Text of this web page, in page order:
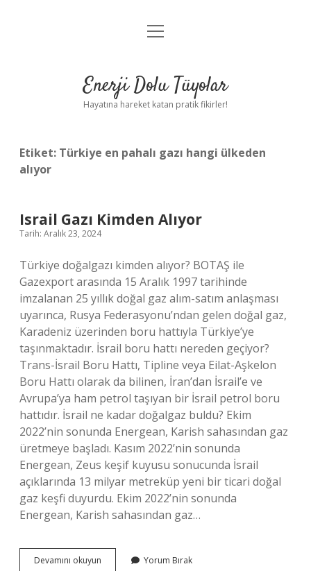
Anasayfa
Yasal Uyarı
menüyü
Enerji Dolu Tüyolar
Hayatına hareket katan pratik fikirler!
Etiket: Türkiye en pahalı gazı hangi ülkeden
alıyor
Israil Gazı Kimden Alıyor
Tarih: Aralık 23, 2024
Türkiye doğalgazı kimden alıyor? BOTAŞ ile
Gazexport arasında 15 Aralık 1997 tarihinde
imzalanan 25 yıllık doğal gaz alım-satım anlaşması
uyarınca, Rusya Federasyonu’ndan gelen doğal gaz,
Karadeniz üzerinden boru hattıyla Türkiye’ye
taşınmaktadır. İsrail boru hattı nereden geçiyor?
Trans-İsrail Boru Hattı, Tipline veya Eilat-Aşkelon
Boru Hattı olarak da bilinen, İran’dan İsrail’e ve
Avrupa’ya ham petrol taşıyan bir İsrail petrol boru
hattıdır. İsrail ne kadar doğalgaz buldu? Ekim
2022’nin sonunda Energean, Karish sahasından gaz
üretmeye başladı. Kasım 2022’nin sonunda
Energean, Zeus keşif kuyusu sonucunda İsrail
açıklarında 13 milyar metreküp yeni bir ticari doğal
gaz keşfi duyurdu. Ekim 2022’nin sonunda
Energean, Karish sahasından gaz…
Devamını okuyun Yorum Bırak